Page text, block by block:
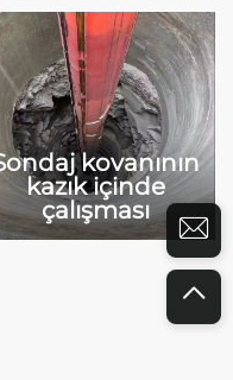
kovanının
kazık içinde
çalışması